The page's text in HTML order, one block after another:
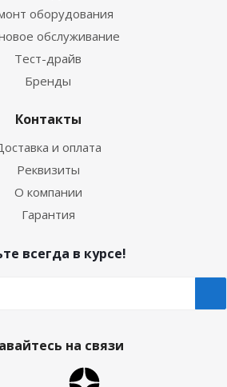
оборудования
обслуживание
Тест-драйв
Бренды
Контакты
и оплата
Реквизиты
О компании
Гарантия
всегда в курсе!
на связи